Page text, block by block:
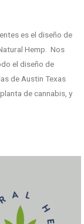
es el diseño de
Hemp. Nos
el diseño de
de Austin Texas
de cannabis, y